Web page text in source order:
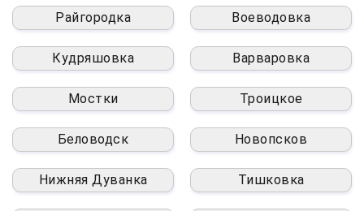
Райгородка Воеводовка
Кудряшовка Варваровка
Мостки Троицкое
Беловодск Новопсков
Нижняя Дуванка Тишковка